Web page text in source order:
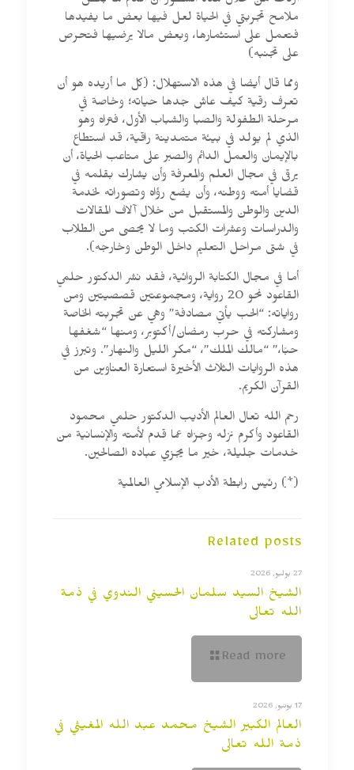
ملامح تجربتي في الحياة لعل فيها بعض ما يفيدها
فتعمل على استثمارها، وبعض مالا يرضيها فتحرص
على تجنبه)
ومما قال أيضا في هذه الاستهلال: (كل ما أريده هو أن
تعرف رقية كيف عاش جدها حياته؛ وخاصة في
مرحلة الطفولة والصبا والشباب الأول، فتراه وهو
الذي لم يولد في بيئة متمدينة راقية، قد استطاع
بالإيمان والعمل الدائم والصبر على متاعب الحياة، أن
يرقى في مجال العلم والمعرفة وأن يشارك بقلمه في
قضايا أمته ووطنه، وأن يضع رؤاه وتصوراته لخدمة
الدين والوطن والمستقبل من خلال آلاف المقالات
والدراسات وعشرات الكتب وما لا يحصى من الطلاب
في شتى مراحل التعليم داخل الوطن وخارجه).
أما في مجال الكتابة الروائية، فقد نشر الدكتور حلمي
القاعود نحو 20 رواية، ومجموعتين قصصيتين ومن
رواياته: “الحب يأتي مصادفة” وهي عن تجربته الخاصة
ومشاركته في حرب رمضان/أكتوبر، ومنها “شغفها
حبًا،” “مالك الملك”، “مكر الليل والنهار”. وتبرز في
هذه الروايات الثلاث الأخيرة استعارة العناوين من
القرآن الكريم.
رحم الله تعال العالم الأديب الدكتور حلمي محمود
القاعود وأكرم نزله وجزاه عما قدم لأمته والإنسانية من
خدمات جليلة، خير ما يجزي عباده الصالحين.
(*) رئيس رابطة الأدب الإسلامي العالمية
Related posts
27 يوليو, 2026
الشيخ السيد سلمان الحسيني الندوي في ذمة
الله تعالى
Read more
17 يونيو, 2026
العالم الكبير الشيخ محمد عبد الله المغيثي في
ذمة الله تعالى